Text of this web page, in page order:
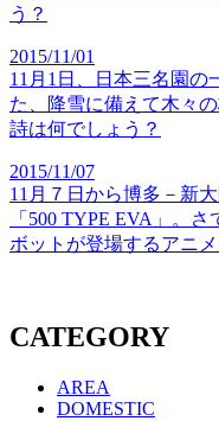
う？
2015/11/01
11月1日、日本三名園の
た、降雪に備えて木々
詩は何でしょう？
2015/11/07
11月７日から博多－新
「500 TYPE EVA」。
ボットが登場するアニ
CATEGORY
AREA
DOMESTIC